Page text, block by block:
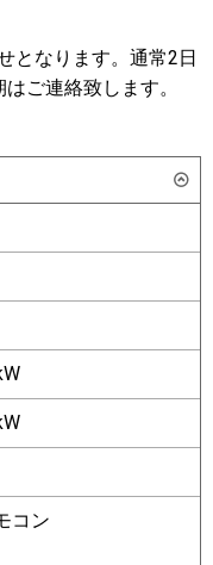
となります。通常2日
ご連絡致します。
コン